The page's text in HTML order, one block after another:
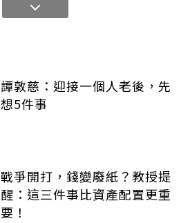
譚敦慈：迎接一個人老後，先
想5件事
戰爭開打，錢變廢紙？教授提
醒：這三件事比資產配置更重
要！